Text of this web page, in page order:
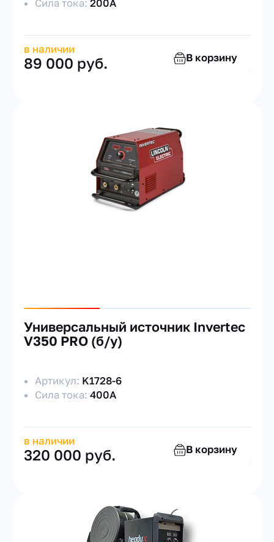
Сила тока:200А
в наличии
89 000 руб. В корзину
Универсальный источник Invertec
V350 PRO (б/у)
Артикул: K1728-6
Сила тока:400А
в наличии
320 000 руб. В корзину